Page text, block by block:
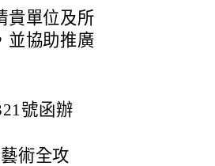
貴單位及所
並協助推廣
號函辦
術全攻